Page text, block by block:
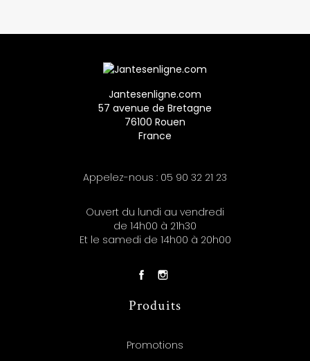
Jantesenligne.com
57 avenue de Bretagne
76100 Rouen
France
Appelez-nous : 05 90 32 21 23
Ouvert du lundi au vendredi
de 14h00 à 21h30
Et le samedi de 14h00 à 20h00
Produits
Promotions